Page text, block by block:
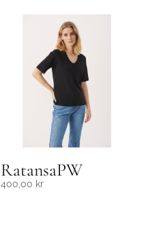
RatansaPW
400,00 kr